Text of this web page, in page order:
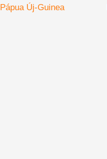
Pápua Új-Guinea